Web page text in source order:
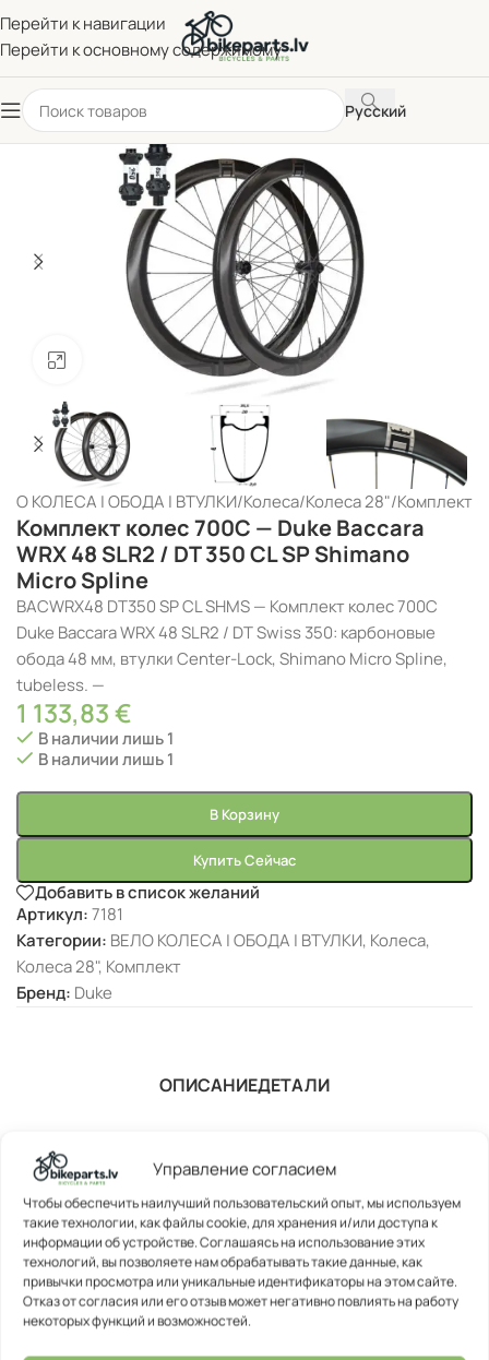
Управление согласием
Чтобы обеспечить наилучший пользовательский опыт, мы используем
такие технологии, как файлы cookie, для хранения и/или доступа к
информации об устройстве. Соглашаясь на использование этих
технологий, вы позволяете нам обрабатывать такие данные, как
привычки просмотра или уникальные идентификаторы на этом сайте.
Отказ от согласия или его отзыв может негативно повлиять на работу
некоторых функций и возможностей.
Перейти к навигации
Перейти к основному содержимому
Русский
Нажмите, чтобы увеличить
КОЛЕСА | ОБОДА | ВТУЛКИ/Колеса/Колеса 28"/Комплект
Комплект колес 700C — Duke Baccara
WRX 48 SLR2 / DT 350 CL SP Shimano
Micro Spline
BACWRX48 DT350 SP CL SHMS — Комплект колес 700C
Duke Baccara WRX 48 SLR2 / DT Swiss 350: карбоновые
обода 48 мм, втулки Center-Lock, Shimano Micro Spline,
tubeless. —
1 133,83€
В наличии лишь 1
В наличии лишь 1
В Корзину
Купить Сейчас
Добавить в список желаний
Артикул:7181
Категории: ВЕЛО КОЛЕСА | ОБОДА | ВТУЛКИ, Колеса,
Колеса 28", Комплект
Бренд: Duke
ОПИСАНИЕДЕТАЛИ